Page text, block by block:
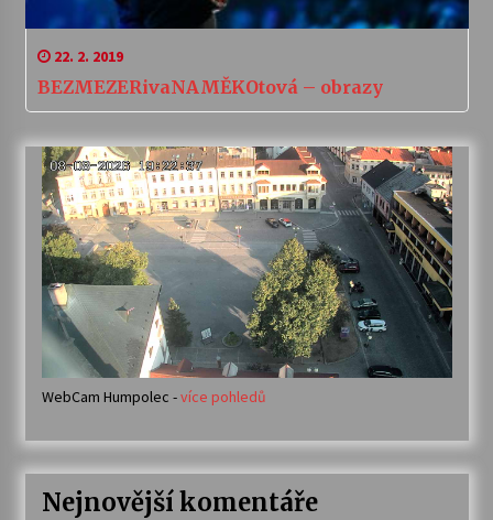
22. 2. 2019
BEZMEZERivaNAMĚKOtová – obrazy
WebCam Humpolec -více pohledů
Nejnovější komentáře